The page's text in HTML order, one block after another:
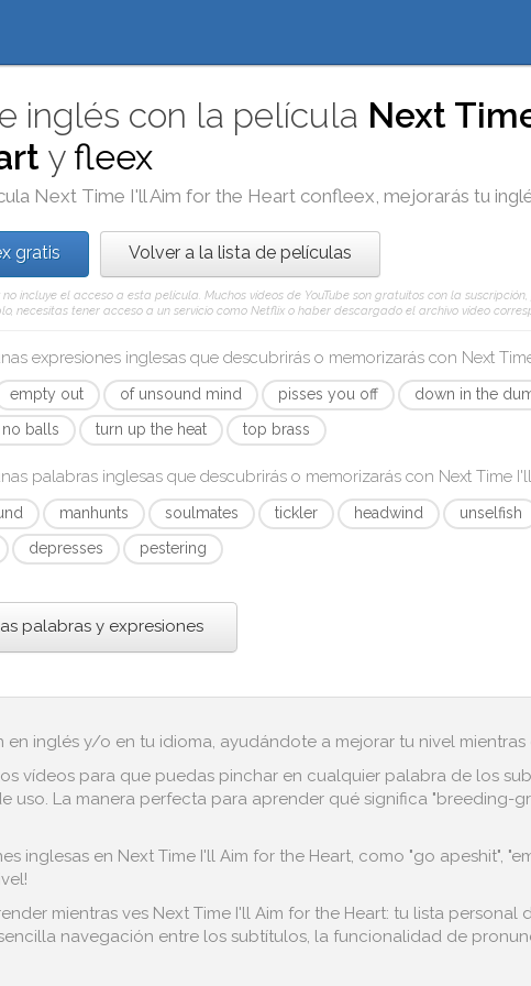
inglés con la película Next
yfleex
Next Time I'll Aim for the Heart confleex, mejorarás tu
gratis Volver a la lista de películas
incluye el acceso a esta película. Muchos vídeos de YouTube son gratuitos con la
necesitas tener acceso a un servicio como Netflix o haber descargado el archivo vídeo
expresiones inglesas que descubrirás o memorizarás con Next
empty out of unsound mind pisses you off down in the
no balls turn up the heat top brass
palabras inglesas que descubrirás o memorizarás con Next Time
manhunts soulmates tickler headwind unselfish
depresses pestering
palabras y expresiones
inglés y/o en tu idioma, ayudándote a mejorar tu nivel
vídeos para que puedas pinchar en cualquier palabra de los
uso. La manera perfecta para aprender qué significa "breeding-
inglesas en Next Time I'll Aim for the Heart, como "go apeshit",
mientras ves Next Time I'll Aim for the Heart: tu lista personal
navegación entre los subtítulos, la funcionalidad de